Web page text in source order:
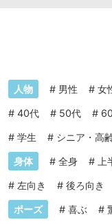
人物 # 男性 # 女
# 40代 # 50代 #
# 学生 # シニア・高
身体 # 全身 # 上
# 左向き # 後ろ向き
ポーズ # 喜ぶ #